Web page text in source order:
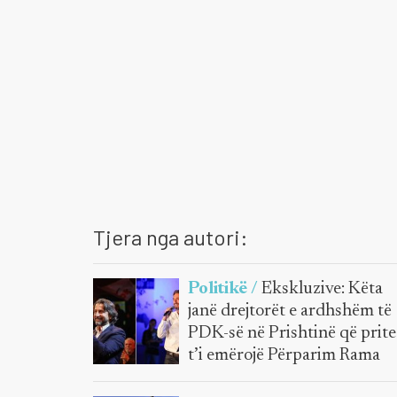
Tjera nga autori:
Politikë /Ekskluzive: Këta
janë drejtorët e ardhshëm të
PDK-së në Prishtinë që
t’i emërojë Përparim Rama